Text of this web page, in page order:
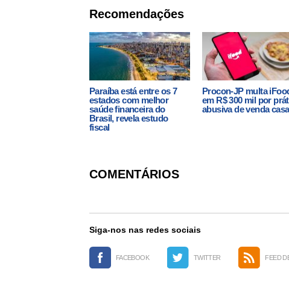
Recomendações
Paraíba está entre os 7
estados com melhor
saúde financeira do
Brasil, revela estudo
fiscal
Procon-JP multa
em R$ 300 mil por
abusiva de venda
COMENTÁRIOS
Siga-nos nas redes sociais
FACEBOOK TWITTER FEED